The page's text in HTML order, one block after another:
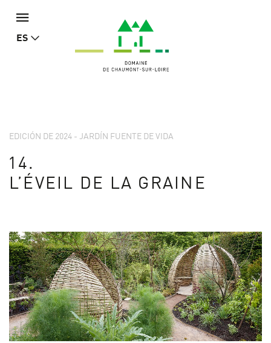
ES
EDICIÓN DE 2024 - JARDÍN FUENTE DE VIDA
14.
L’ÉVEIL DE LA GRAINE